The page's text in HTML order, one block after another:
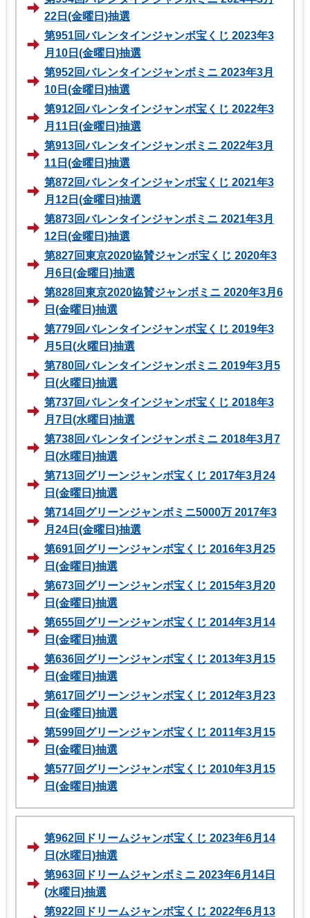
22日(金曜日)抽選
第951回バレンタインジャンボ宝くじ 2023年3
月10日(金曜日)抽選
第952回バレンタインジャンボミニ 2023年3月
10日(金曜日)抽選
第912回バレンタインジャンボ宝くじ 2022年3
月11日(金曜日)抽選
第913回バレンタインジャンボミニ 2022年3月
11日(金曜日)抽選
第872回バレンタインジャンボ宝くじ 2021年3
月12日(金曜日)抽選
第873回バレンタインジャンボミニ 2021年3月
12日(金曜日)抽選
第827回東京2020協賛ジャンボ宝くじ 2020年3
月6日(金曜日)抽選
第828回東京2020協賛ジャンボミニ 2020年3月6
日(金曜日)抽選
第779回バレンタインジャンボ宝くじ 2019年3
月5日(火曜日)抽選
第780回バレンタインジャンボミニ 2019年3月5
日(火曜日)抽選
第737回バレンタインジャンボ宝くじ 2018年3
月7日(水曜日)抽選
第738回バレンタインジャンボミニ 2018年3月7
日(水曜日)抽選
第713回グリーンジャンボ宝くじ 2017年3月24
日(金曜日)抽選
第714回グリーンジャンボミニ5000万 2017年3
月24日(金曜日)抽選
第691回グリーンジャンボ宝くじ 2016年3月25
日(金曜日)抽選
第673回グリーンジャンボ宝くじ 2015年3月20
日(金曜日)抽選
第655回グリーンジャンボ宝くじ 2014年3月14
日(金曜日)抽選
第636回グリーンジャンボ宝くじ 2013年3月15
日(金曜日)抽選
第617回グリーンジャンボ宝くじ 2012年3月23
日(金曜日)抽選
第599回グリーンジャンボ宝くじ 2011年3月15
日(金曜日)抽選
第577回グリーンジャンボ宝くじ 2010年3月15
日(金曜日)抽選
第962回ドリームジャンボ宝くじ 2023年6月14
日(水曜日)抽選
第963回ドリームジャンボミニ 2023年6月14日
(水曜日)抽選
第922回ドリームジャンボ宝くじ 2022年6月13